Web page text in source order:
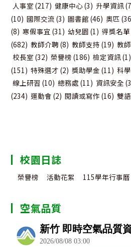
人事室 (217) 健康中心(3) 升學資訊
(10) 國際交流 (3) 圖書館 (46) 奧匹
(8) 寒假事宜 (31) 幼兒園 (1) 得獎名單
(682) 教師介聘(8) 教師支持 (19) 教
校長室 (32) 榮譽榜 (186) 檢定資訊(1)
(151) 特殊選才 (2) 獎助學金 (11) 科
線上研習 (10) 總務處 (11) 資訊安全
(234) 運動會 (2) 閱讀或寫作 (16) 雙
校園日誌
榮譽榜 活動花絮 115學年行事曆
空氣品質